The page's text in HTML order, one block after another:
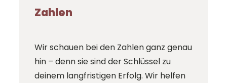
Zahlen
Wir schauen bei den Zahlen ganz genau
hin – denn sie sind der Schlüssel zu
deinem langfristigen Erfolg. Wir helfen